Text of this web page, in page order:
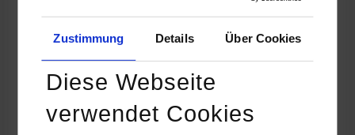
Zustimmung Details Über Cookies
Diese Webseite
verwendet Cookies